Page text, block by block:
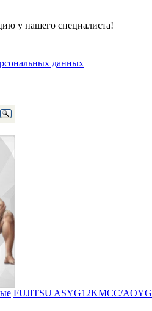
у нашего специалиста!
данных
FUJITSU ASYG12KMCC/